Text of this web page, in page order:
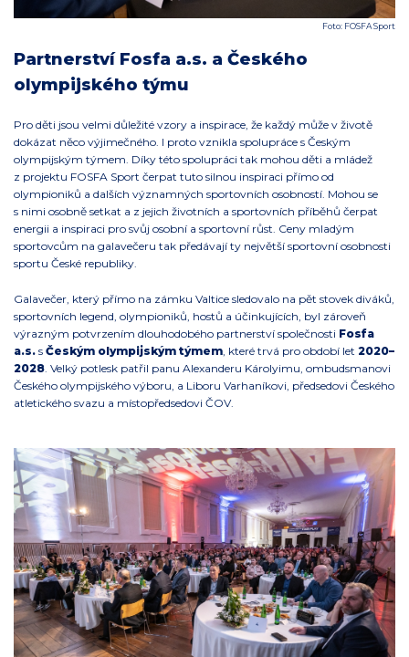
Foto: FOSFA Sport
Partnerství Fosfa a.s. a Českého
olympijského týmu
Pro děti jsou velmi důležité vzory a inspirace, že každý může v životě
dokázat něco výjimečného. I proto vznikla spolupráce s Českým
olympijským týmem. Díky této spolupráci tak mohou děti a mládež
z projektu FOSFA Sport čerpat tuto silnou inspiraci přímo od
olympioniků a dalších významných sportovních osobností. Mohou se
s nimi osobně setkat a z jejich životních a sportovních příběhů čerpat
energii a inspiraci pro svůj osobní a sportovní růst. Ceny mladým
sportovcům na galavečeru tak předávají ty největší sportovní osobnosti
sportu České republiky.
Galavečer, který přímo na zámku Valtice sledovalo na pět stovek diváků,
sportovních legend, olympioniků, hostů a účinkujících, byl zároveň
výrazným potvrzením dlouhodobého partnerství společnosti Fosfa
a.s. s Českým olympijským týmem , které trvá pro období let 2020–
2028 . Velký potlesk patřil panu Alexanderu Károlyimu, ombudsmanovi
Českého olympijského výboru, a Liboru Varhaníkovi, předsedovi Českého
atletického svazu a místopředsedovi ČOV.